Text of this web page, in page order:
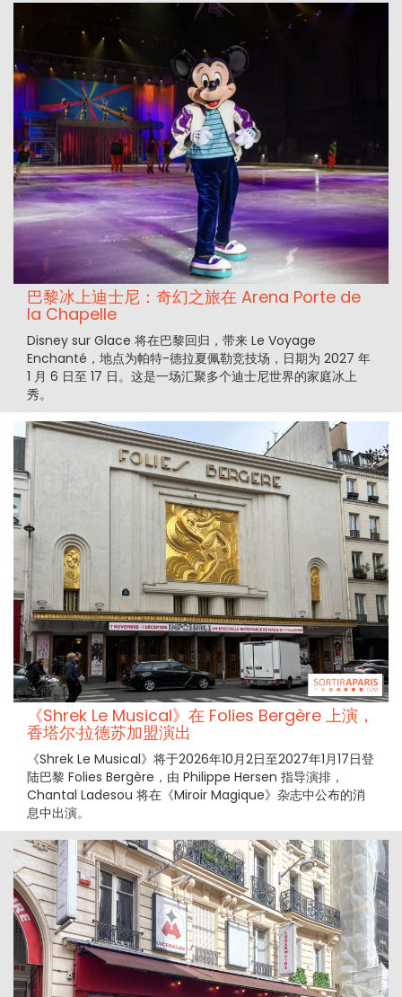
巴黎冰上迪士尼：奇幻之旅在 Arena Porte de
la Chapelle
Disney sur Glace 将在巴黎回归，带来 Le Voyage
Enchanté，地点为帕特-德拉夏佩勒竞技场，日期为 2027 年
1 月 6 日至 17 日。这是一场汇聚多个迪士尼世界的家庭冰上
秀。
《Shrek Le Musical》在 Folies Bergère 上演，
香塔尔·拉德苏加盟演出
《Shrek Le Musical》将于2026年10月2日至2027年1月17日登
陆巴黎 Folies Bergère，由 Philippe Hersen 指导演排，
Chantal Ladesou 将在《Miroir Magique》杂志中公布的消
息中出演。